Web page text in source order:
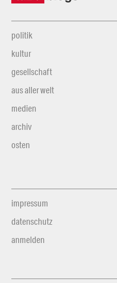
politik
kultur
gesellschaft
aus aller welt
medien
archiv
osten
impressum
datenschutz
anmelden